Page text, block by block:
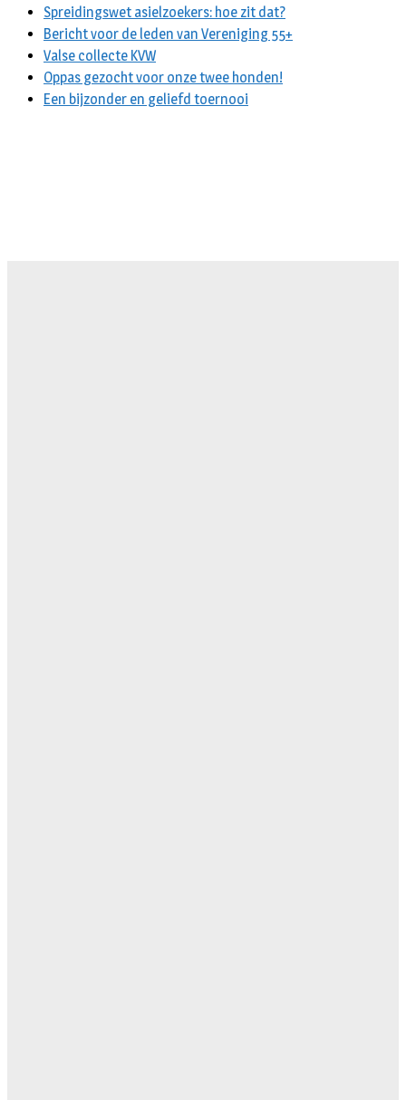
Spreidingswet asielzoekers: hoe zit dat?
Bericht voor de leden van Vereniging 55+
Valse collecte KVW
Oppas gezocht voor onze twee honden!
Een bijzonder en geliefd toernooi